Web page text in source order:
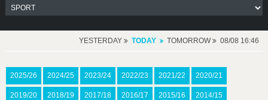
YESTERDAY TODAY TOMORROW 08/08 16:46
2025/26 2024/25 2023/24 2022/23 2021/22 2020/21
2019/20 2018/19 2017/18 2016/17 2015/16 2014/15